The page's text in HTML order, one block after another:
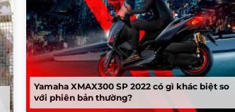
Yamaha XMAX300 SP 2022 có gì khác biệt so
với phiên bản thường?